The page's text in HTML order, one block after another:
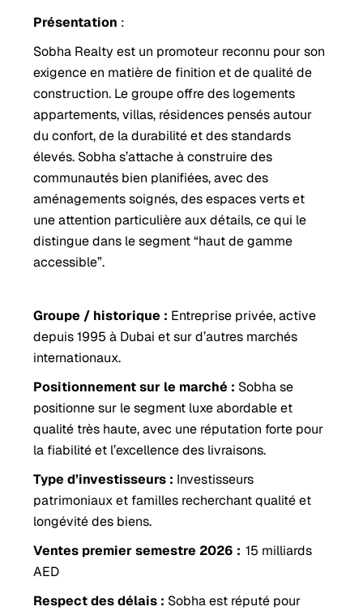
Présentation :
Sobha Realty est un promoteur reconnu pour son
exigence en matière de finition et de qualité de
construction. Le groupe offre des logements
appartements, villas, résidences pensés autour
du confort, de la durabilité et des standards
élevés. Sobha s’attache à construire des
communautés bien planifiées, avec des
aménagements soignés, des espaces verts et
une attention particulière aux détails, ce qui le
distingue dans le segment “haut de gamme
accessible”.
Groupe / historique : Entreprise privée, active
depuis 1995 à Dubai et sur d’autres marchés
internationaux.
Positionnement sur le marché : Sobha se
positionne sur le segment luxe abordable et
qualité très haute, avec une réputation forte pour
la fiabilité et l’excellence des livraisons.
Type d’investisseurs : Investisseurs
patrimoniaux et familles recherchant qualité et
longévité des biens.
Ventes premier semestre 2026 :15 milliards
AED
Respect des délais : Sobha est réputé pour